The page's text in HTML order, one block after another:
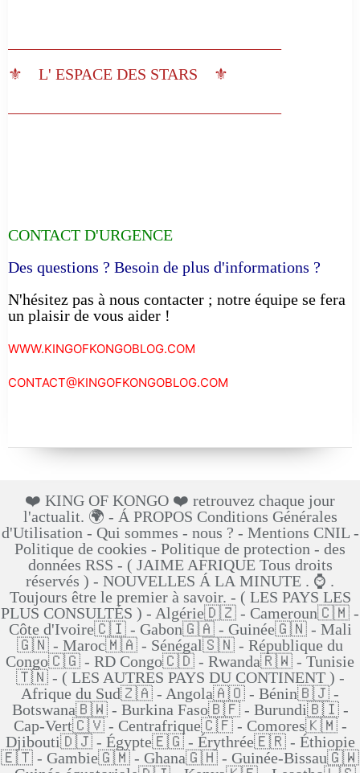
⚜️ L' ESPACE DES STARS ⚜️
CONTACT D'URGENCE
Des questions ? Besoin de plus d'informations ?
N'hésitez pas à nous contacter ; notre équipe se fera
un plaisir de vous aider !
WWW.KINGOFKONGOBLOG.COM
CONTACT@KINGOFKONGOBLOG.COM
❤️ KING OF KONGO ❤️ retrouvez chaque jour
l'actualit. 🌍 - Á PROPOS Conditions Générales
d'Utilisation - Qui sommes - nous ? - Mentions CNIL -
Politique de cookies - Politique de protection - des
données RSS - ( JAIME AFRIQUE Tous droits
réservés ) - NOUVELLES Á LA MINUTE . ⌚ .
Toujours être le premier à savoir. - ( LES PAYS LES
PLUS CONSULTÉS ) - Algérie🇩🇿 - Cameroun🇨🇲 -
Côte d'Ivoire🇨🇮 - Gabon🇬🇦 - Guinée🇬🇳 - Mali
🇬🇳 - Maroc🇲🇦 - Sénégal🇸🇳 - République du
Congo🇨🇬 - RD Congo🇨🇩 - Rwanda🇷🇼 - Tunisie
🇹🇳 - ( LES AUTRES PAYS DU CONTINENT ) -
Afrique du Sud🇿🇦 - Angola🇦🇴 - Bénin🇧🇯 -
Botswana🇧🇼 - Burkina Faso🇧🇫 - Burundi🇧🇮 -
Cap-Vert🇨🇻 - Centrafrique🇨🇫 - Comores🇰🇲 -
Djibouti🇩🇯 - Égypte🇪🇬 - Érythrée🇪🇷 - Éthiopie
🇪🇹 - Gambie🇬🇲 - Ghana🇬🇭 - Guinée-Bissau🇬🇼